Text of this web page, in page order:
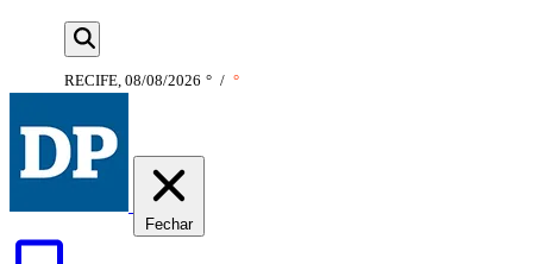
RECIFE, 08/08/2026 ° / °
Fechar